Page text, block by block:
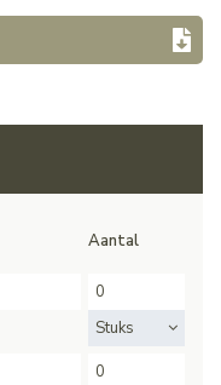
Aantal
Stuks